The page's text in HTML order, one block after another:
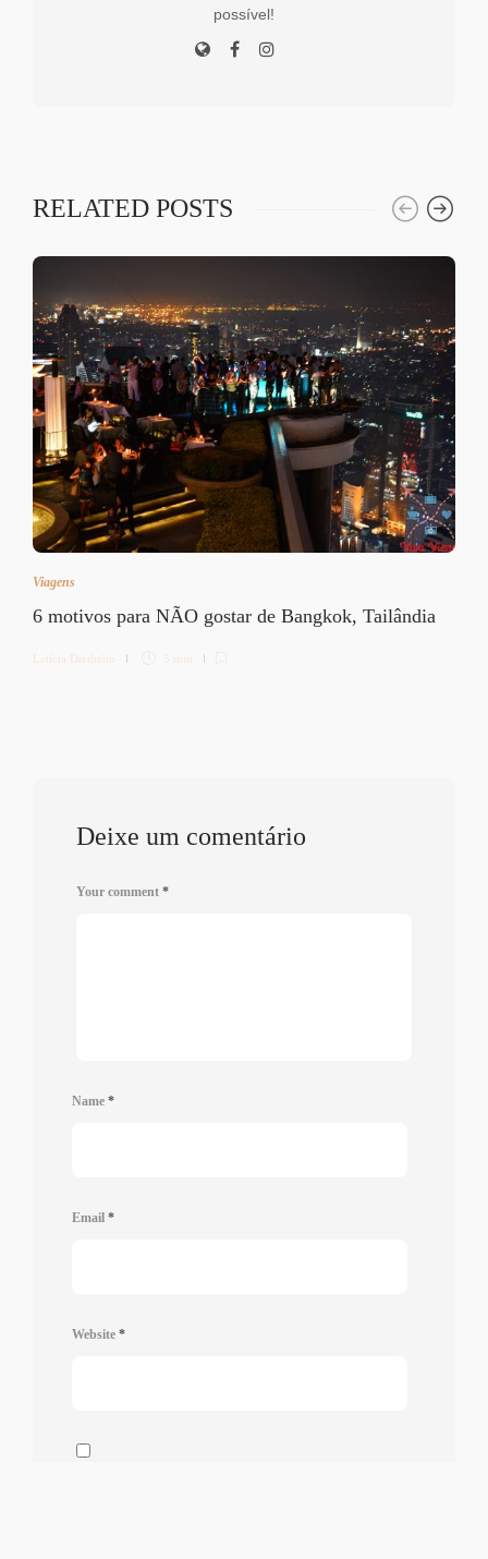
possível!
RELATED POSTS
Viagens
6 motivos para NÃO gostar de Bangkok, Tailândia
Letícia Diethelm 5 min
Deixe um comentário
Your comment *
Name *
Email *
Website *